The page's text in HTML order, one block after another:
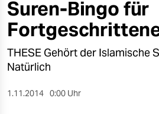
gesellschaft
kultur
Suren-Bingo für
THESE Gehört der Islamische
Natürlich
1.11.2014 0:00 Uhr